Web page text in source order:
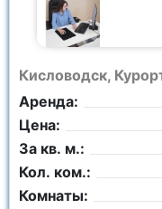
Кисловодск,
Аренда:
Цена:
За кв. м.:
Кол. ком.:
Комнаты: